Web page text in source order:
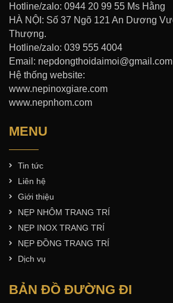
Hotline/zalo: 0944 20 99 55 Ms Hằng
HÀ NỘI: Số 37 Ngõ 121 An Dương
Thượng.
Hotline/zalo: 039 555 4004
Email: nepdongthoidaimoi@gmail.com
Hệ thống website:
www.nepinoxgiare.com
www.nepnhom.com
MENU
Tin tức
Liên hệ
Giới thiệu
NẸP NHÔM TRANG TRÍ
NẸP INOX TRANG TRÍ
NẸP ĐỒNG TRANG TRÍ
Dịch vụ
BẢN ĐỒ ĐƯỜNG ĐI